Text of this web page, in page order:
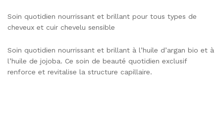
Soin quotidien nourrissant et brillant pour tous types de
cheveux et cuir chevelu sensible
Soin quotidien nourrissant et brillant à l’huile d’argan bio et à
l’huile de jojoba. Ce soin de beauté quotidien exclusif
renforce et revitalise la structure capillaire.